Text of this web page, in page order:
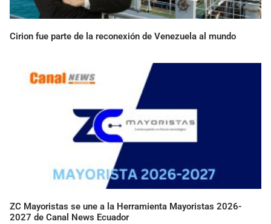
Cirion fue parte de la reconexión de Venezuela al mundo
ZC Mayoristas se une a la Herramienta Mayoristas 2026-
2027 de Canal News Ecuador